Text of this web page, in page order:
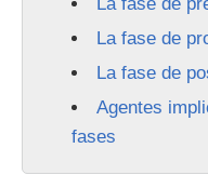
La fase de
La fase de
Agentes
fases